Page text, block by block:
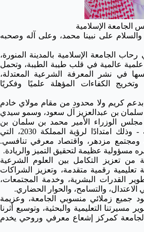
الجامعة الإسلامية
والسلام على نبينا محمد، وعلى آله وصحبه
الجامعة الإسلامية بالمدينة المنورة،
علمية عالمية في قلب طيبة الطيبة، وتحمل
في نشر المعرفة الشرعية المعتدلة،
وتخريج الكفاءات المؤهلة علميًا وفكريًا
بدعم كريم ولا محدود من مقام مولاي خادم
سلمان بن عبدالعزيز آل سعود، وسمو سيدي
الوزراء الأمير محمد بن سلمان بن
عبدالعزيز - حفظهما اللّٰه - وذلك امتدادًا لرؤية المملكة 2030، التي
ومجتمع مزدهر، واقتصاد معرفي تنافسي.
مسؤولية عظيمة لتحقيق التميز والريادة.
من تعزيز التكامل بين العلوم الشرعية
تعليمية رقمية متقدمة، وتعزيز الشراكات
القدرات البشرية، وخدمة المجتمعات،
والتسامح، والحوار الحضاري.
جميع زملائي منسوبي الجامعة، وعزيمة
التعليمية والبحثية، وتوسيع أثرنا
الجامعة كمركز إشعاع معرفي وروحي يخدم